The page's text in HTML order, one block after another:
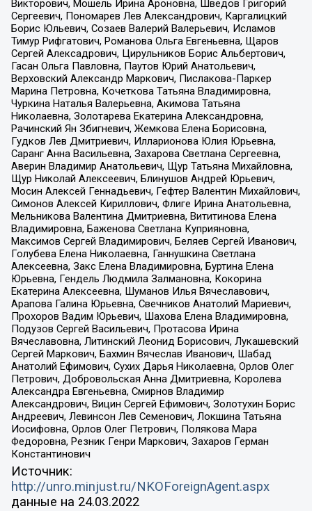
Викторович, Мошель Ирина Ароновна, Шведов Григорий
Сергеевич, Пономарев Лев Александрович, Каргалицкий
Борис Юльевич, Созаев Валерий Валерьевич, Исламов
Тимур Рифгатович, Романова Ольга Евгеньевна, Щаров
Сергей Алексадрович, Цирульников Борис Альбертович,
Гасан Ольга Павловна, Паутов Юрий Анатольевич,
Верховский Александр Маркович, Пислакова-Паркер
Марина Петровна, Кочеткова Татьяна Владимировна,
Чуркина Наталья Валерьевна, Акимова Татьяна
Николаевна, Золотарева Екатерина Александровна,
Рачинский Ян Збигневич, Жемкова Елена Борисовна,
Гудков Лев Дмитриевич, Илларионова Юлия Юрьевна,
Саранг Анна Васильевна, Захарова Светлана Сергеевна,
Аверин Владимир Анатольевич, Щур Татьяна Михайловна,
Щур Николай Алексеевич, Блинушов Андрей Юрьевич,
Мосин Алексей Геннадьевич, Гефтер Валентин Михайлович,
Симонов Алексей Кириллович, Флиге Ирина Анатольевна,
Мельникова Валентина Дмитриевна, Вититинова Елена
Владимировна, Баженова Светлана Куприяновна,
Максимов Сергей Владимирович, Беляев Сергей Иванович,
Голубева Елена Николаевна, Ганнушкина Светлана
Алексеевна, Закс Елена Владимировна, Буртина Елена
Юрьевна, Гендель Людмила Залмановна, Кокорина
Екатерина Алексеевна, Шуманов Илья Вячеславович,
Арапова Галина Юрьевна, Свечников Анатолий Мариевич,
Прохоров Вадим Юрьевич, Шахова Елена Владимировна,
Подузов Сергей Васильевич, Протасова Ирина
Вячеславовна, Литинский Леонид Борисович, Лукашевский
Сергей Маркович, Бахмин Вячеслав Иванович, Шабад
Анатолий Ефимович, Сухих Дарья Николаевна, Орлов Олег
Петрович, Добровольская Анна Дмитриевна, Королева
Александра Евгеньевна, Смирнов Владимир
Александрович, Вицин Сергей Ефимович, Золотухин Борис
Андреевич, Левинсон Лев Семенович, Локшина Татьяна
Иосифовна, Орлов Олег Петрович, Полякова Мара
Федоровна, Резник Генри Маркович, Захаров Герман
Константинович
Источник:
http://unro.minjust.ru/NKOForeignAgent.aspx
данные на 24.03.2022